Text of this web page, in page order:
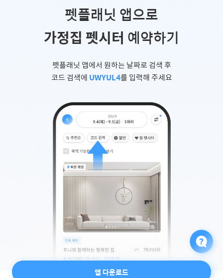
펫플래닛 앱으로
가정집 펫시터 예약하기
펫플래닛 앱에서 원하는 날짜로 검색 후
코드 검색에 UWYUL4를 입력해 주세요
앱 다운로드